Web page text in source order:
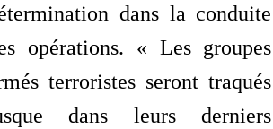
dans la conduite
opérations. « Les groupes
terroristes seront traqués
dans leurs derniers